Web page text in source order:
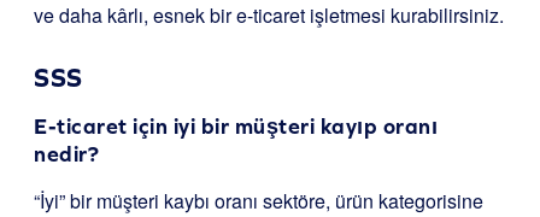
ve daha kârlı, esnek bir e-ticaret işletmesi kurabilirsiniz.
SSS
E-ticaret için iyi bir müşteri kayıp oranı
nedir?
“İyi” bir müşteri kaybı oranı sektöre, ürün kategorisine